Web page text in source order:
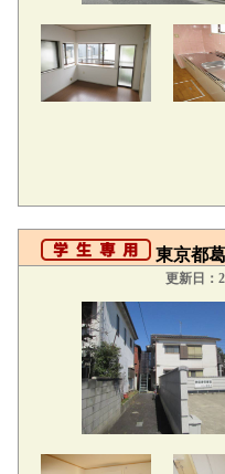
東京都
更新日：